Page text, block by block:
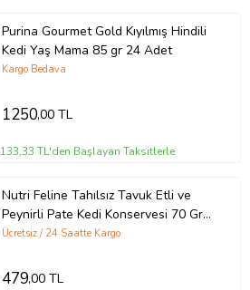
Purina Gourmet Gold Kıyılmış Hindili
Kedi Yaş Mama 85 gr 24 Adet
Kargo Bedava
1250,00 TL
133,33 TL'den Başlayan Taksitlerle
Nutri Feline Tahılsız Tavuk Etli ve
Peynirli Pate Kedi Konservesi 70 Gr x
6 Adet - Doğal Ezme Yaş Mama
Ücretsiz / 24 Saatte Kargo
479,00 TL